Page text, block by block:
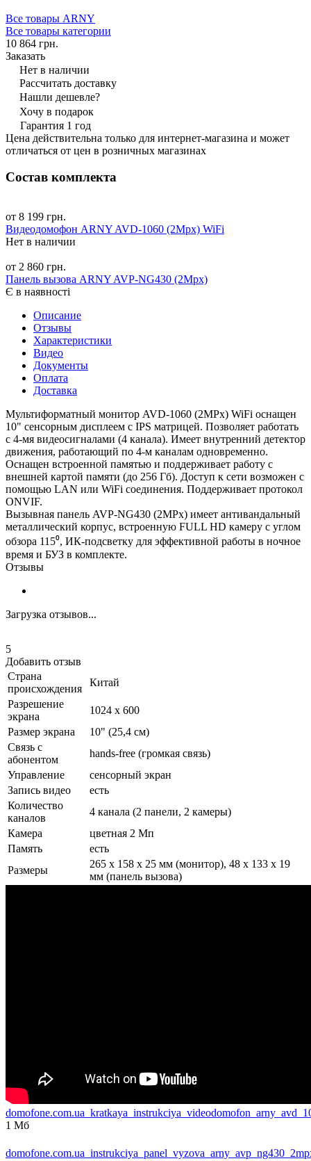
Все товары ARNY
Все товары категории
10 864 грн.
Заказать
Нет в наличии
Рассчитать доставку
Нашли дешевле?
Хочу в подарок
Гарантия 1 год
Цена действительна только для интернет-магазина и может
отличаться от цен в розничных магазинах
Состав комплекта
от 8 199 грн.
Видеодомофон ARNY AVD-1060 (2Mpx) WiFi
Нет в наличии
от 2 860 грн.
Панель вызова ARNY AVP-NG430 (2Mpx)
Є в наявності
Описание
Отзывы
Характеристики
Видео
Документы
Оплата
Доставка
Мультиформатный монитор AVD-1060 (2MPx) WiFi оснащен
10" сенсорным дисплеем с IPS матрицей. Позволяет работать
с 4-мя видеосигналами (4 канала). Имеет внутренний детектор
движения, работающий по 4-м каналам одновременно.
Оснащен встроенной памятью и поддерживает работу с
внешней картой памяти (до 256 Гб). Доступ к сети возможен с
помощью LAN или WiFi соединения. Поддерживает протокол
ONVIF.
Вызывная панель AVP-NG430 (2MPx) имеет антивандальный
металлический корпус, встроенную FULL HD камеру с углом
обзора 115⁰, ИК-подсветку для эффективной работы в ночное
время и БУЗ в комплекте.
Отзывы
Загрузка отзывов...
5
Добавить отзыв
Страна
происхождения
Китай
Разрешение
экрана
1024 x 600
Размер экрана
10" (25,4 см)
Связь с
абонентом
hands-free (громкая связь)
Управление
сенсорный экран
Запись видео
есть
Количество
каналов
4 канала (2 панели, 2 камеры)
Камера
цветная 2 Мп
Память
есть
Размеры
265 x 158 x 25 мм (монитор), 48 х 133 х 19
мм (панель вызова)
1 Мб